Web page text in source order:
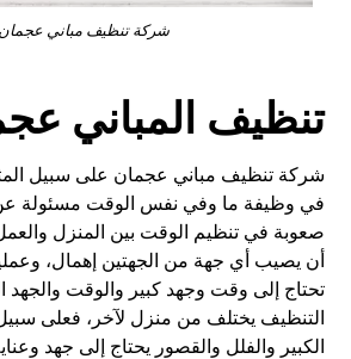
شركة تنظيف مباني عجمان
تنظيف المباني
شركة تنظيف مباني عجمان على سبيل
في وظيفة ما وفي نفس الوقت مسئولة عن
صعوبة في تنظيم الوقت بين المنزل
أن يصيب أي جهة من الجهتين إهمال،
تحتاج إلى وقت وجهد كبير والوقت والجهد
التنظيف يختلف من منزل لآخر، فعلى
الكبير والفلل والقصور يحتاج إلى جهد